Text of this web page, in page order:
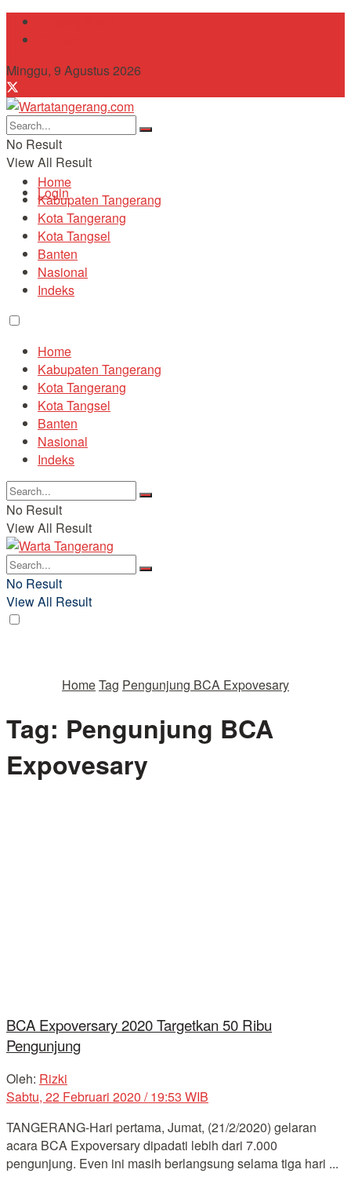
Minggu, 9 Agustus 2026
No Result
View All Result
Login
Home
Kabupaten Tangerang
Kota Tangerang
Kota Tangsel
Banten
Nasional
Indeks
Home
Kabupaten Tangerang
Kota Tangerang
Kota Tangsel
Banten
Nasional
Indeks
No Result
View All Result
No Result
View All Result
HomeTag Pengunjung BCA Expovesary
Tag: Pengunjung BCA
Expovesary
BCA Expoversary 2020 Targetkan 50 Ribu
Pengunjung
Oleh: Rizki
Sabtu, 22 Februari 2020 / 19:53 WIB
TANGERANG-Hari pertama, Jumat, (21/2/2020) gelaran
acara BCA Expoversary dipadati lebih dari 7.000
pengunjung. Even ini masih berlangsung selama tiga hari ...